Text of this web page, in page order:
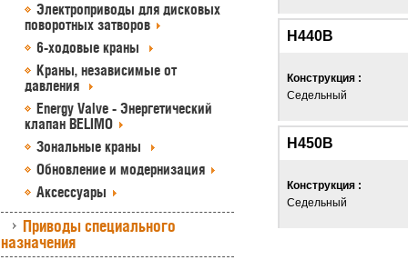
Электроприводы для дисковых
поворотных затворов
6-ходовые краны
Краны, независимые от
давления
Energy Valve - Энергетический
клапан BELIMO
Зональные краны
Обновление и модернизация
Аксессуары
Приводы специального
назначения
Н440В
Конструкция :
Седельный
Н450В
Конструкция :
Седельный